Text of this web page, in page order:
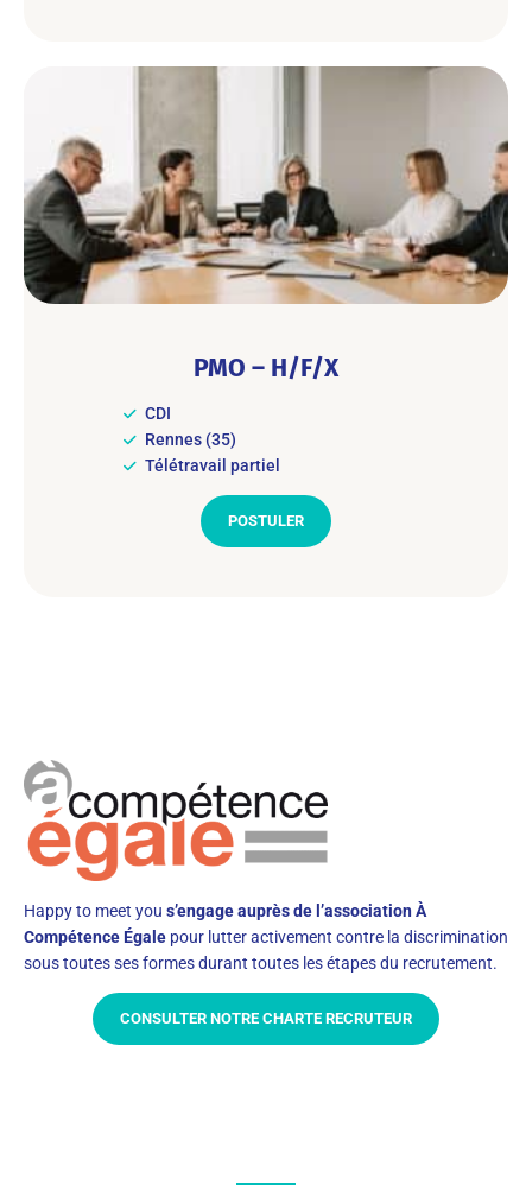
PMO – H/F/X
CDI
Rennes (35)
Télétravail partiel
POSTULER
Happy to meet you s’engage auprès de l’association À
Compétence Égale pour lutter activement contre la discrimination
sous toutes ses formes durant toutes les étapes du recrutement.
CONSULTER NOTRE CHARTE RECRUTEUR